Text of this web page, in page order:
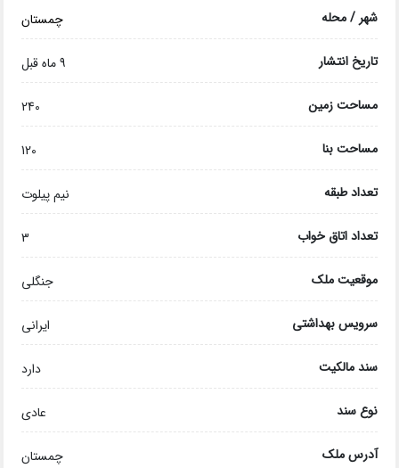
شهر / محله چمستان
تاریخ انتشار 9 ماه قبل
مساحت زمین 240
مساحت بنا 120
تعداد طبقه نیم پیلوت
تعداد اتاق خواب 3
موقعیت ملک جنگلی
سرویس بهداشتی ایرانی
سند مالکیت دارد
نوع سند عادی
آدرس ملک چمستان